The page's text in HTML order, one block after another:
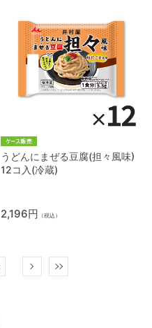
うどんにまぜる豆腐(担々風味)
12コ入(冷蔵)
2,196円 （税込）